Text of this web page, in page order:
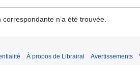
n’a été trouvée.
À propos de Librairal Avertissements